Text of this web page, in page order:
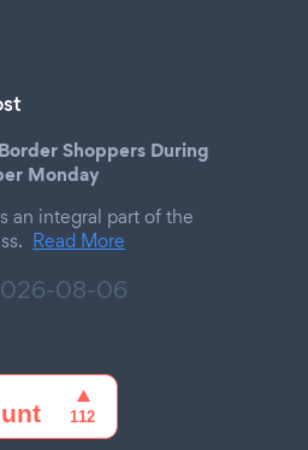
Shoppers During
Monday
an integral part of the
Read More
08-06